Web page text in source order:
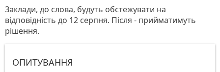
Заклади, до слова, будуть обстежувати на
відповідність до 12 серпня. Після - прийматимуть
рішення.
ОПИТУВАННЯ